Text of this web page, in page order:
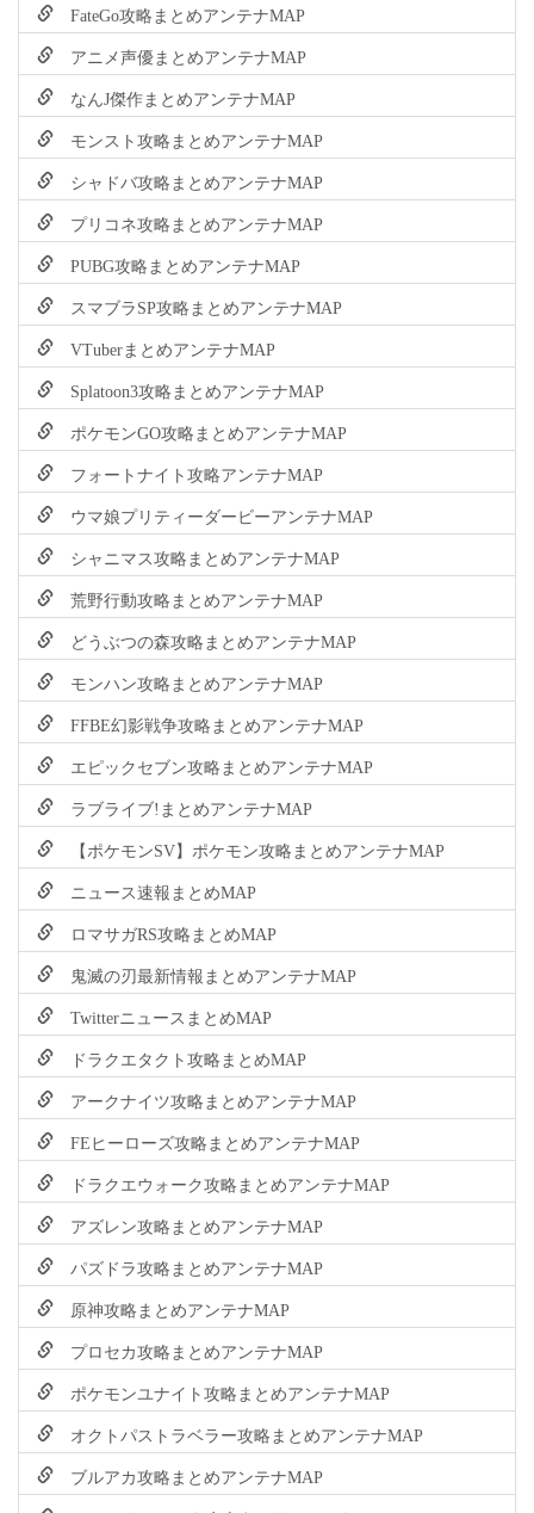
FateGo攻略まとめアンテナMAP
アニメ声優まとめアンテナMAP
なんJ傑作まとめアンテナMAP
モンスト攻略まとめアンテナMAP
シャドバ攻略まとめアンテナMAP
プリコネ攻略まとめアンテナMAP
PUBG攻略まとめアンテナMAP
スマブラSP攻略まとめアンテナMAP
VTuberまとめアンテナMAP
Splatoon3攻略まとめアンテナMAP
ポケモンGO攻略まとめアンテナMAP
フォートナイト攻略アンテナMAP
ウマ娘プリティーダービーアンテナMAP
シャニマス攻略まとめアンテナMAP
荒野行動攻略まとめアンテナMAP
どうぶつの森攻略まとめアンテナMAP
モンハン攻略まとめアンテナMAP
FFBE幻影戦争攻略まとめアンテナMAP
エピックセブン攻略まとめアンテナMAP
ラブライブ!まとめアンテナMAP
【ポケモンSV】ポケモン攻略まとめアンテナMAP
ニュース速報まとめMAP
ロマサガRS攻略まとめMAP
鬼滅の刃最新情報まとめアンテナMAP
TwitterニュースまとめMAP
ドラクエタクト攻略まとめMAP
アークナイツ攻略まとめアンテナMAP
FEヒーローズ攻略まとめアンテナMAP
ドラクエウォーク攻略まとめアンテナMAP
アズレン攻略まとめアンテナMAP
パズドラ攻略まとめアンテナMAP
原神攻略まとめアンテナMAP
プロセカ攻略まとめアンテナMAP
ポケモンユナイト攻略まとめアンテナMAP
オクトパストラベラー攻略まとめアンテナMAP
ブルアカ攻略まとめアンテナMAP